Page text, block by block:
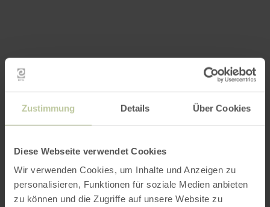
Zustimmung Details Über Cookies
Diese Webseite verwendet Cookies
Wir verwenden Cookies, um Inhalte und Anzeigen zu
personalisieren, Funktionen für soziale Medien anbieten
zu können und die Zugriffe auf unsere Website zu